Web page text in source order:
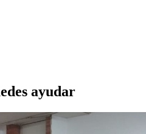
ayudar